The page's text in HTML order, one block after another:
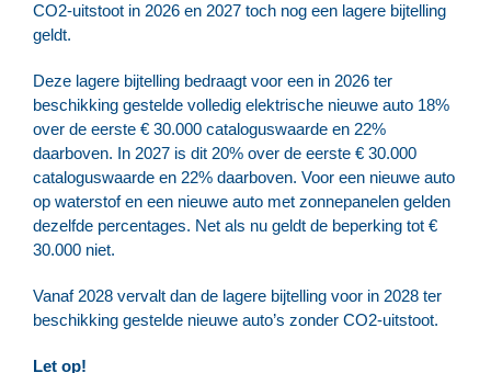
CO2-uitstoot in 2026 en 2027 toch nog een lagere bijtelling
geldt.
Deze lagere bijtelling bedraagt voor een in 2026 ter
beschikking gestelde volledig elektrische nieuwe auto 18%
over de eerste € 30.000 cataloguswaarde en 22%
daarboven. In 2027 is dit 20% over de eerste € 30.000
cataloguswaarde en 22% daarboven. Voor een nieuwe auto
op waterstof en een nieuwe auto met zonnepanelen gelden
dezelfde percentages. Net als nu geldt de beperking tot €
30.000 niet.
Vanaf 2028 vervalt dan de lagere bijtelling voor in 2028 ter
beschikking gestelde nieuwe auto’s zonder CO2-uitstoot.
Let op!